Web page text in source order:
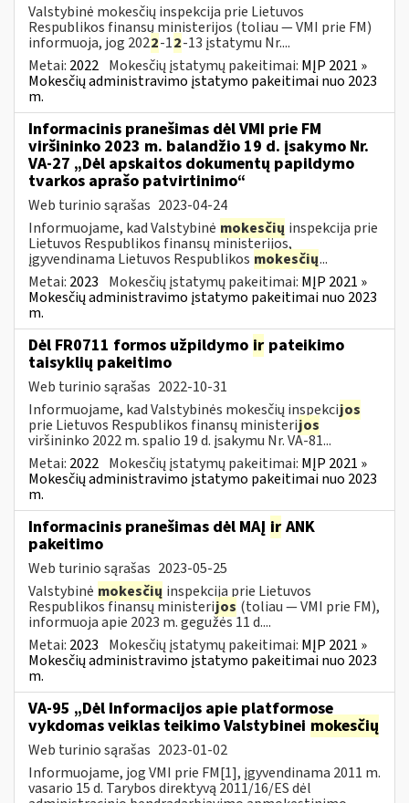
Valstybinė mokesčių inspekcija prie Lietuvos
Respublikos finansų ministerijos (toliau — VMI prie FM)
informuoja, jog 2022-12-13 įstatymu Nr....
Metai: 2022 Mokesčių įstatymų pakeitimai: MĮP 2021 »
Mokesčių administravimo įstatymo pakeitimai nuo 2023
m.
Informacinis pranešimas dėl VMI prie FM
viršininko 2023 m. balandžio 19 d. įsakymo Nr.
VA-27 „Dėl apskaitos dokumentų papildymo
tvarkos aprašo patvirtinimo“
Web turinio sąrašas 2023-04-24
Informuojame, kad Valstybinė mokesčių inspekcija prie
Lietuvos Respublikos finansų ministerijos,
įgyvendinama Lietuvos Respublikos mokesčių...
Metai: 2023 Mokesčių įstatymų pakeitimai: MĮP 2021 »
Mokesčių administravimo įstatymo pakeitimai nuo 2023
m.
Dėl FR0711 formos užpildymo ir pateikimo
taisyklių pakeitimo
Web turinio sąrašas 2022-10-31
Informuojame, kad Valstybinės mokesčių inspekcijos
prie Lietuvos Respublikos finansų ministerijos
viršininko 2022 m. spalio 19 d. įsakymu Nr. VA-81...
Metai: 2022 Mokesčių įstatymų pakeitimai: MĮP 2021 »
Mokesčių administravimo įstatymo pakeitimai nuo 2023
m.
Informacinis pranešimas dėl MAĮ ir ANK
pakeitimo
Web turinio sąrašas 2023-05-25
Valstybinė mokesčių inspekcija prie Lietuvos
Respublikos finansų ministerijos (toliau — VMI prie FM),
informuoja apie 2023 m. gegužės 11 d....
Metai: 2023 Mokesčių įstatymų pakeitimai: MĮP 2021 »
Mokesčių administravimo įstatymo pakeitimai nuo 2023
m.
VA-95 „Dėl Informacijos apie platformose
vykdomas veiklas teikimo Valstybinei mokesčių
Web turinio sąrašas 2023-01-02
Informuojame, jog VMI prie FM[1], įgyvendinama 2011 m.
vasario 15 d. Tarybos direktyvą 2011/16/ES dėl